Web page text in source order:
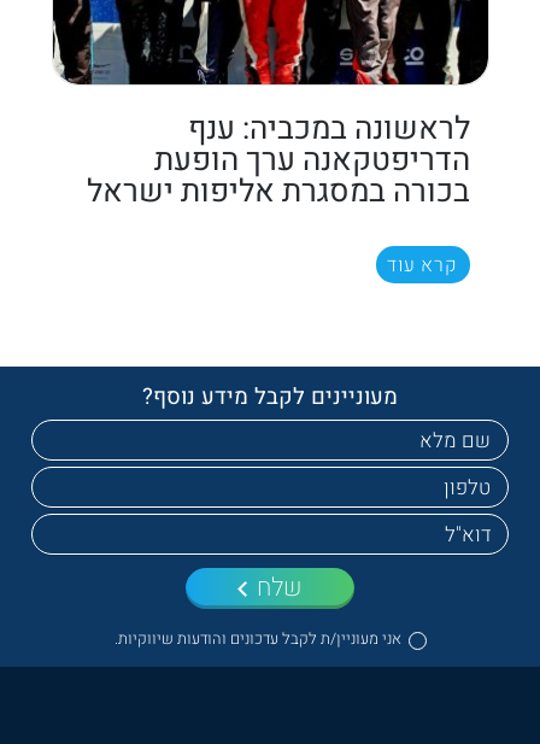
לראשונה במכביה: ענף
הדריפטקאנה ערך הופעת
בכורה במסגרת אליפות ישראל
קרא עוד
מעוניינים לקבל מידע נוסף?
אני מעוניין/ת לקבל עדכונים והודעות שיווקיות.
שלח